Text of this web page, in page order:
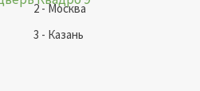
2 - Москва
3 - Казань